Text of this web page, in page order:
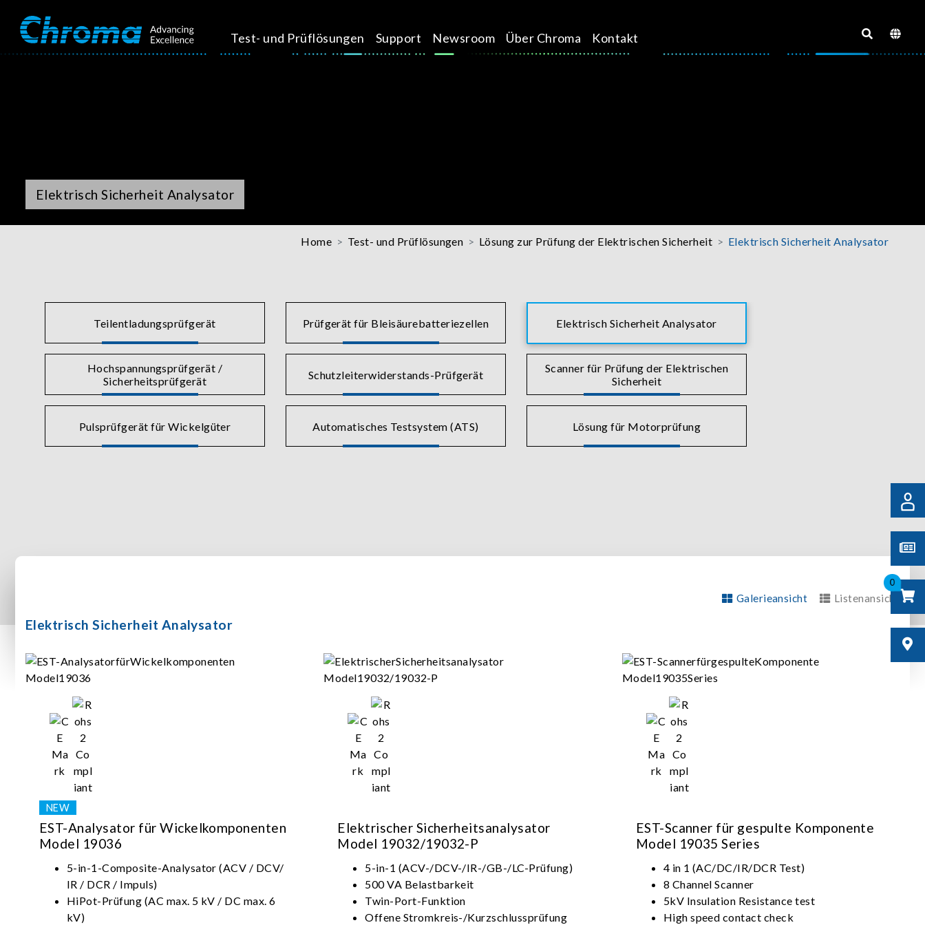
Test- und Prüflösungen Support Newsroom Über Chroma Kontakt
0
Elektrisch Sicherheit Analysator
Home Test- und Prüflösungen Lösung zur Prüfung der Elektrischen Sicherheit Elektrisch Sicherheit Analysator
Teilentladungsprüfgerät Prüfgerät für Bleisäurebatteriezellen Elektrisch Sicherheit Analysator
Hochspannungsprüfgerät /
Sicherheitsprüfgerät
Schutzleiterwiderstands-Prüfgerät
Scanner für Prüfung der Elektrischen
Sicherheit
Pulsprüfgerät für Wickelgüter Automatisches Testsystem (ATS) Lösung für Motorprüfung
Galerieansicht Listenansicht
Elektrisch Sicherheit Analysator
EST-Analysator für Wickelkomponenten
Model 19036
5-in-1-Composite-Analysator (ACV / DCV/
IR / DCR / Impuls)
HiPot-Prüfung (AC max. 5 kV / DC max. 6
kV)
Elektrischer Sicherheitsanalysator
Model 19032/19032-P
5-in-1 (ACV-/DCV-/IR-/GB-/LC-Prüfung)
500 VA Belastbarkeit
Twin-Port-Funktion
Offene Stromkreis-/Kurzschlussprüfung
EST-Scanner für gespulte Komponente
Model 19035 Series
4 in 1 (AC/DC/IR/DCR Test)
8 Channel Scanner
5kV Insulation Resistance test
High speed contact check